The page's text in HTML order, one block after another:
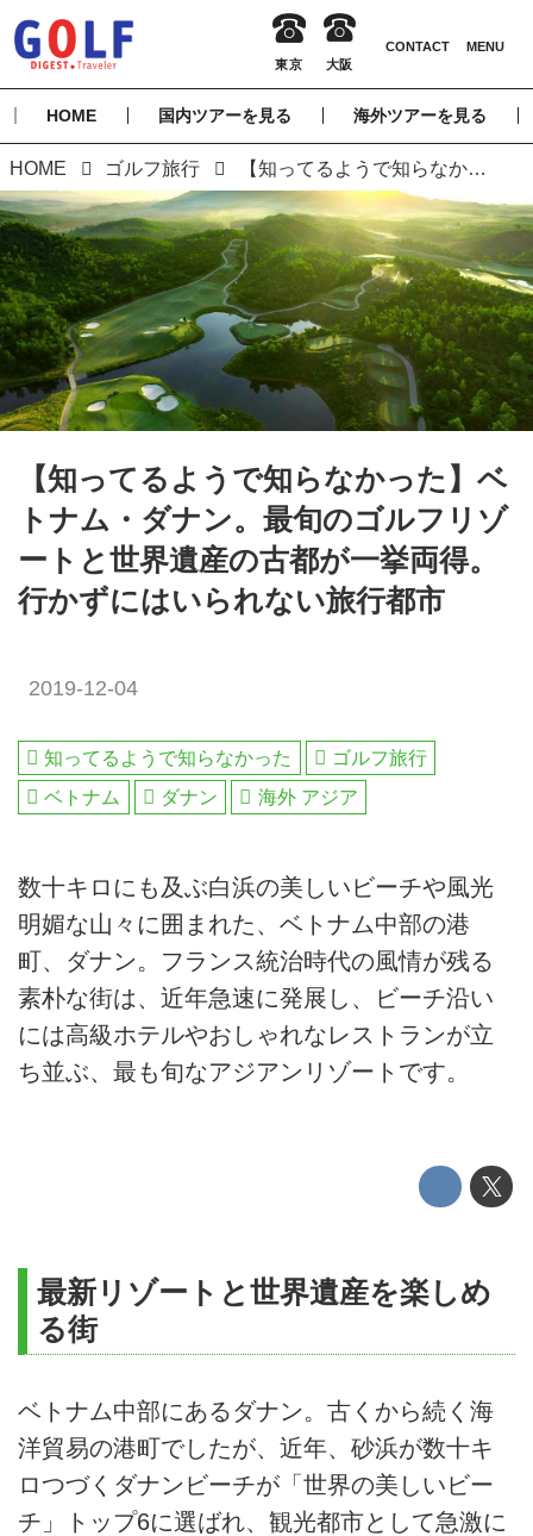
HOME 国内ツアーを見る 海外ツアーを見る
HOME ゴルフ旅行 【知ってるようで知らなかった】ベトナム・ダナン。最旬のゴルフリゾートと世界遺産の古都が一挙両得。行かずにはいられない旅行都市
【知ってるようで知らなかった】ベ
トナム・ダナン。最旬のゴルフリゾ
ートと世界遺産の古都が一挙両得。
行かずにはいられない旅行都市
2019-12-04
知ってるようで知らなかった
ゴルフ旅行
ベトナム
ダナン 海外 アジア
数十キロにも及ぶ白浜の美しいビーチや風光
明媚な山々に囲まれた、ベトナム中部の港
町、ダナン。フランス統治時代の風情が残る
素朴な街は、近年急速に発展し、ビーチ沿い
には高級ホテルやおしゃれなレストランが立
ち並ぶ、最も旬なアジアンリゾートです。
最新リゾートと世界遺産を楽しめ
る街
ベトナム中部にあるダナン。古くから続く海
洋貿易の港町でしたが、近年、砂浜が数十キ
ロつづくダナンビーチが「世界の美しいビー
チ」トップ6に選ばれ、観光都市として急激に